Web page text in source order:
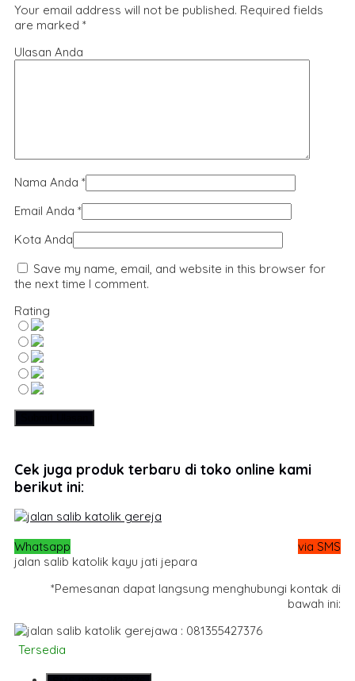
Your email address will not be published. Required fields
are marked *
Ulasan Anda
Nama Anda *
Email Anda *
Kota Anda
Save my name, email, and website in this browser for
the next time I comment.
Rating
Cek juga produk terbaru di toko online kami
berikut ini:
Whatsapp
via SMS
jalan salib katolik kayu jati jepara
*Pemesanan dapat langsung menghubungi kontak di
bawah ini:
wa : 081355427376
Tersedia